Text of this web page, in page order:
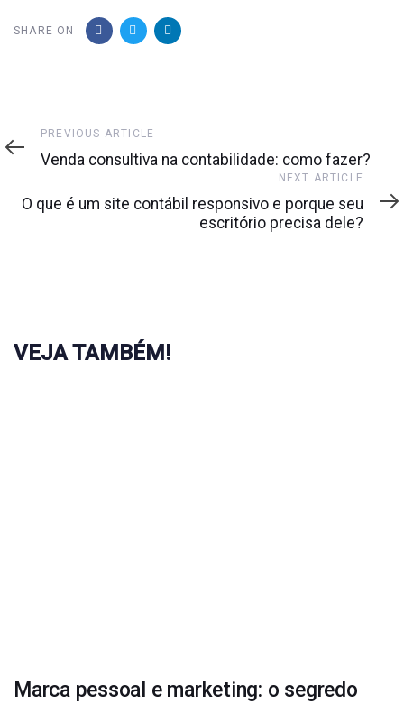
SHARE ON
Previous
Article
PREVIOUS ARTICLE
Venda consultiva na contabilidade: como fazer?
Article
NEXT ARTICLE
O que é um site contábil responsivo e porque seu
escritório precisa dele?
VEJA TAMBÉM!
Marca pessoal e marketing: o segredo